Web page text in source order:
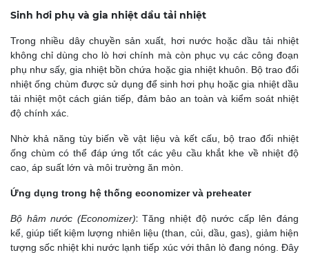
Sinh hơi phụ và gia nhiệt dầu tải nhiệt
Trong nhiều dây chuyền sản xuất, hơi nước hoặc dầu tải nhiệt
không chỉ dùng cho lò hơi chính mà còn phục vụ các công đoạn
phụ như sấy, gia nhiệt bồn chứa hoặc gia nhiệt khuôn. Bộ trao đổi
nhiệt ống chùm được sử dụng để sinh hơi phụ hoặc gia nhiệt dầu
tải nhiệt một cách gián tiếp, đảm bảo an toàn và kiểm soát nhiệt
độ chính xác.
Nhờ khả năng tùy biến về vật liệu và kết cấu, bộ trao đổi nhiệt
ống chùm có thể đáp ứng tốt các yêu cầu khắt khe về nhiệt độ
cao, áp suất lớn và môi trường ăn mòn.
Ứng dụng trong hệ thống economizer và preheater
Bộ hâm nước (Economizer):Tăng nhiệt độ nước cấp lên đáng
kể, giúp tiết kiệm lượng nhiên liệu (than, củi, dầu, gas), giảm hiện
tượng sốc nhiệt khi nước lạnh tiếp xúc với thân lò đang nóng. Đây